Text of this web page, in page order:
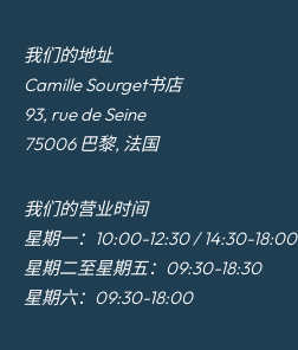
我们的地址
Camille Sourget书店
93, rue de Seine
75006 巴黎, 法国
我们的营业时间
星期一：10:00-12:30 / 14:30-18:00
星期二至星期五：09:30-18:30
星期六：09:30-18:00